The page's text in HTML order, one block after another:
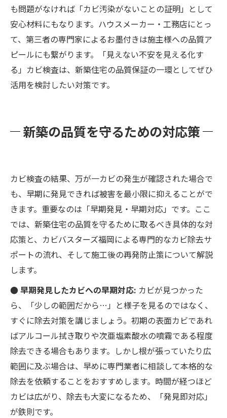
も問題がなければ「カビ汚染がないことの証明」として
安心材料にもなります。ハウスメーカー・工務店にとっ
て、第三者の専門家によるお墨付きは施主様への品質ア
ピールにも繋がります。「見えない不安を見える化す
る」カビ検査は、新築住宅の品質保証の一環としてぜひ
活用を検討したい対策です。
新築の品質を守るための対応策
カビ検査の結果、万が一カビの発生が確認された場合で
も、早期に発見できれば被害を最小限に抑えることがで
きます。重要なのは「早期発見・早期対応」です。ここ
では、新築住宅の品質を守るために取るべき具体的な対
応策と、カビバスターズ福岡による専門的なカビ除去サ
ポートの流れ、そして施工後の再発防止策について解説
します。
● 早期発見したカビへの早期対応: カビが見つかった
ら、「少しの範囲だから…」と様子を見るのではなく、
すぐに除去対策を講じましょう。初期の表面カビであれ
ばアルコール拭き取りや次亜塩素酸水の噴霧である程度
除去できる場合もあります。しかし根が張っていたり広
範囲に及ぶ場合は、早めに専門業者に相談して本格的な
除去を依頼することをおすすめします。時間が経つほど
カビは広がり、除去も大変になるため、「発見即対応」
が鉄則です。